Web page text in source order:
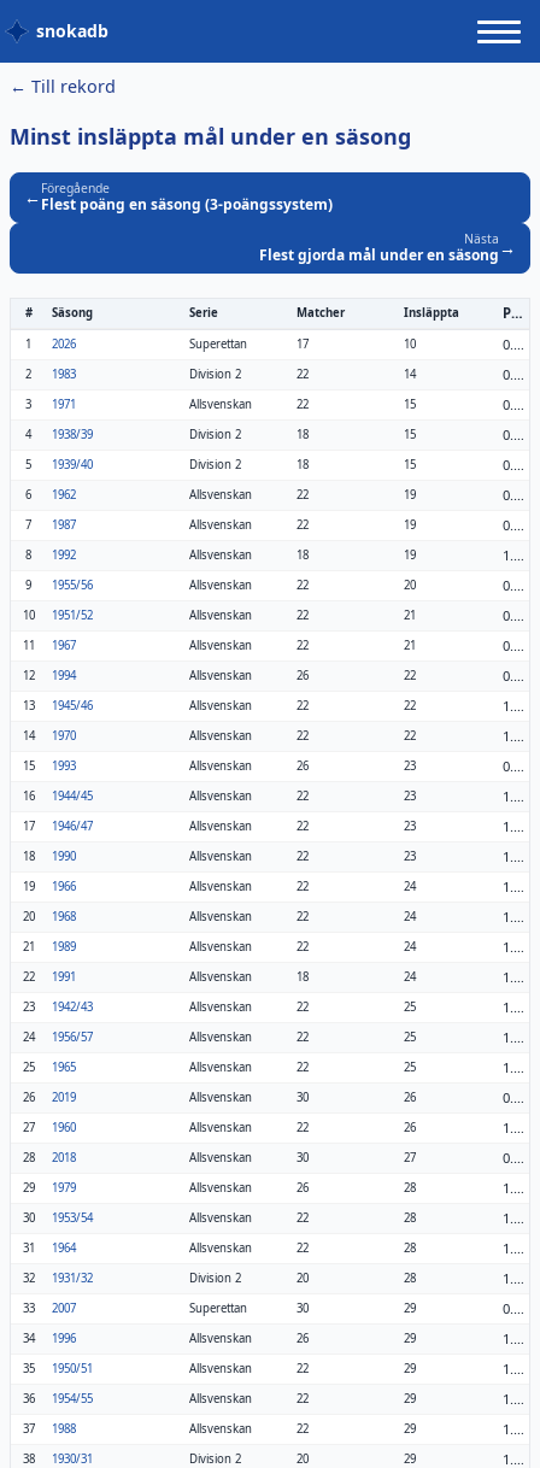
snokadb
← Till rekord
Minst insläppta mål under en säsong
← Föregående
Flest poäng en säsong (3-poängssystem)
Nästa
Flest gjorda mål under en säsong→
# Säsong Serie Matcher Insläppta Per match
1 2026 Superettan 17 10
2 1983 Division 2 22 14
3 1971 Allsvenskan 22 15
4 1938/39 Division 2 18 15
5 1939/40 Division 2 18 15
6 1962 Allsvenskan 22 19
7 1987 Allsvenskan 22 19
8 1992 Allsvenskan 18 19
9 1955/56 Allsvenskan 22 20
10 1951/52 Allsvenskan 22 21
11 1967 Allsvenskan 22 21
12 1994 Allsvenskan 26 22
13 1945/46 Allsvenskan 22 22
14 1970 Allsvenskan 22 22
15 1993 Allsvenskan 26 23
16 1944/45 Allsvenskan 22 23
17 1946/47 Allsvenskan 22 23
18 1990 Allsvenskan 22 23
19 1966 Allsvenskan 22 24
20 1968 Allsvenskan 22 24
21 1989 Allsvenskan 22 24
22 1991 Allsvenskan 18 24
23 1942/43 Allsvenskan 22 25
24 1956/57 Allsvenskan 22 25
25 1965 Allsvenskan 22 25
26 2019 Allsvenskan 30 26
27 1960 Allsvenskan 22 26
28 2018 Allsvenskan 30 27
29 1979 Allsvenskan 26 28
30 1953/54 Allsvenskan 22 28
31 1964 Allsvenskan 22 28
32 1931/32 Division 2 20 28
33 2007 Superettan 30 29
34 1996 Allsvenskan 26 29
35 1950/51 Allsvenskan 22 29
36 1954/55 Allsvenskan 22 29
37 1988 Allsvenskan 22 29
38 1930/31 Division 2 20 29